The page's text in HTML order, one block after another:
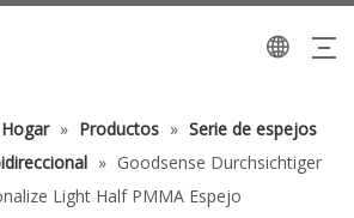
Hogar » Productos » Serie de espejos
» Goodsense Durchsichtiger
Light Half PMMA Espejo